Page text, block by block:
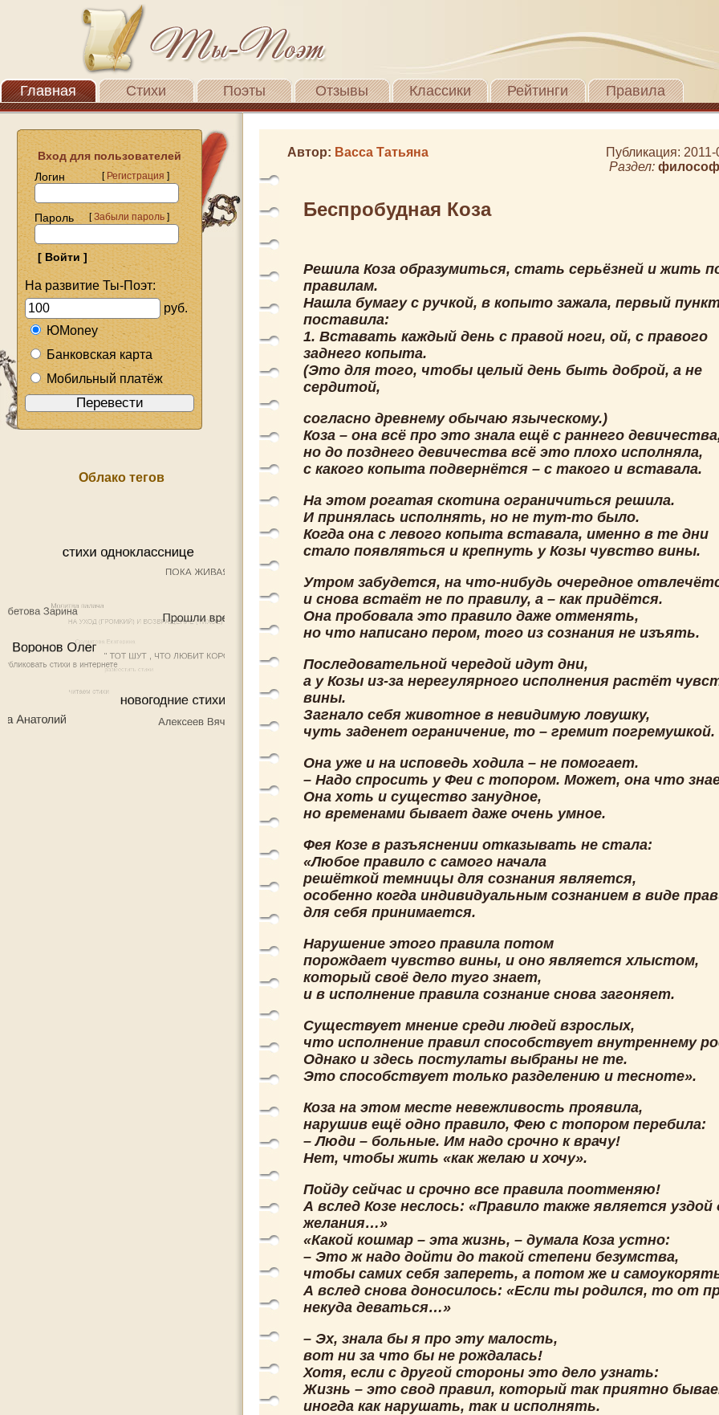
Главная Стихи Поэты Отзывы Классики Рейтинги Правила
Вход для пользователей
Логин
[Регистрация]
Пароль [Забыли пароль]
На развитие Ты-Поэт:
руб.
ЮMoney
Банковская карта
Мобильный платёж
Облако тегов
Автор: Васса Татьяна
Публикация: 2011-
Раздел:
Беспробудная Коза
Решила Коза образумиться, стать серьёзней и жить
правилам.
Нашла бумагу с ручкой, в копыто зажала, первый
поставила:
1. Вставать каждый день с правой ноги, ой, с правого
заднего копыта.
(Это для того, чтобы целый день быть доброй, а не
сердитой,
согласно древнему обычаю языческому.)
Коза – она всё про это знала ещё с раннего
но до позднего девичества всё это плохо исполняла,
с какого копыта подвернётся – с такого и вставала.
На этом рогатая скотина ограничиться решила.
И принялась исполнять, но не тут-то было.
Когда она с левого копыта вставала, именно в те дни
стало появляться и крепнуть у Козы чувство вины.
Утром забудется, на что-нибудь очередное
и снова встаёт не по правилу, а – как придётся.
Она пробовала это правило даже отменять,
но что написано пером, того из сознания не изъять.
Последовательной чередой идут дни,
а у Козы из-за нерегулярного исполнения растёт
вины.
Загнало себя животное в невидимую ловушку,
чуть заденет ограничение, то – гремит погремушкой.
Она уже и на исповедь ходила – не помогает.
– Надо спросить у Феи с топором. Может, она что
Она хоть и существо занудное,
но временами бывает даже очень умное.
Фея Козе в разъяснении отказывать не стала:
«Любое правило с самого начала
решёткой темницы для сознания является,
особенно когда индивидуальным сознанием в виде
для себя принимается.
Нарушение этого правила потом
порождает чувство вины, и оно является хлыстом,
который своё дело туго знает,
и в исполнение правила сознание снова загоняет.
Существует мнение среди людей взрослых,
что исполнение правил способствует внутреннему
Однако и здесь постулаты выбраны не те.
Это способствует только разделению и тесноте».
Коза на этом месте невежливость проявила,
нарушив ещё одно правило, Фею с топором перебила:
– Люди – больные. Им надо срочно к врачу!
Нет, чтобы жить «как желаю и хочу».
Пойду сейчас и срочно все правила поотменяю!
А вслед Козе неслось: «Правило также является уздой
желания…»
«Какой кошмар – эта жизнь, – думала Коза устно:
– Это ж надо дойти до такой степени безумства,
чтобы самих себя запереть, а потом же и
А вслед снова доносилось: «Если ты родился, то от
некуда деваться…»
– Эх, знала бы я про эту малость,
вот ни за что бы не рождалась!
Хотя, если с другой стороны это дело узнать:
Жизнь – это свод правил, который так приятно
иногда как нарушать, так и исполнять.